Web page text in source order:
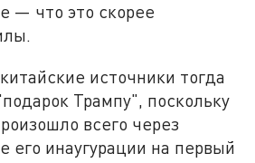
— что это скорее
источники тогда
Трампу", поскольку
всего через
его инаугурации на первый